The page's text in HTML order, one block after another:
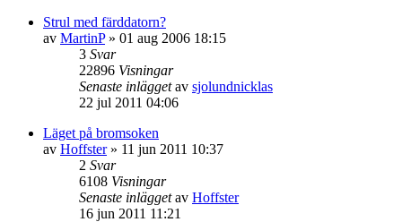
Strul med färddatorn?
av MartinP» 01 aug 2006 18:15
3 Svar
22896 Visningar
Senaste inläggetav sjolundnicklas
22 jul 2011 04:06
Läget på bromsoken
av Hoffster» 11 jun 2011 10:37
2 Svar
6108 Visningar
Senaste inläggetav Hoffster
16 jun 2011 11:21